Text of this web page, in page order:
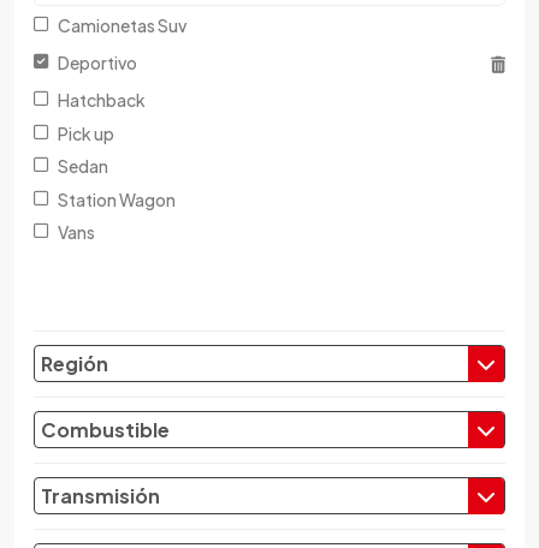
Camionetas Suv
Deportivo
Hatchback
Pick up
Sedan
Station Wagon
Vans
Región
Combustible
Transmisión